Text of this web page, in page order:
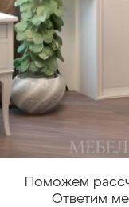
Поможем
Ответим